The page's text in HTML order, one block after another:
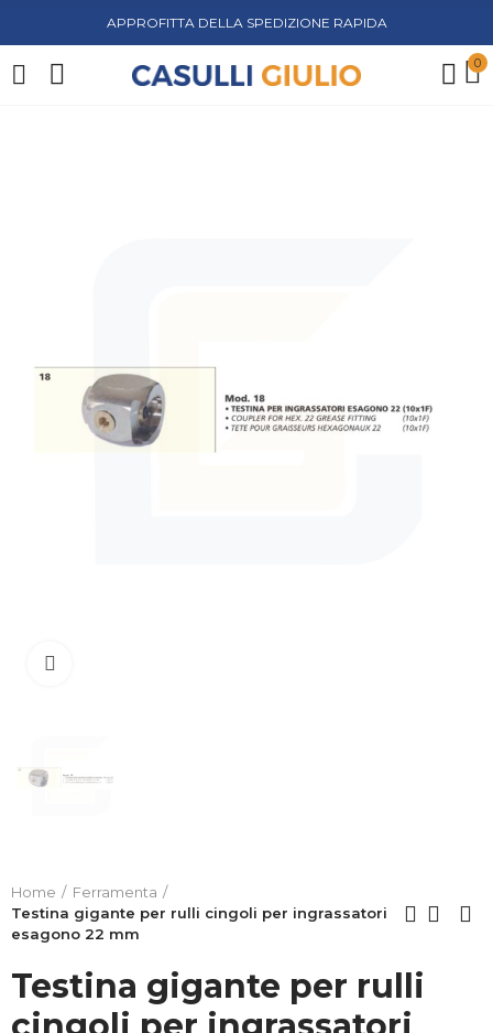
APPROFITTA DELLA SPEDIZIONE RAPIDA
0
Home
Ferramenta
Testina gigante per rulli cingoli per ingrassatori
esagono 22 mm
Testina gigante per rulli